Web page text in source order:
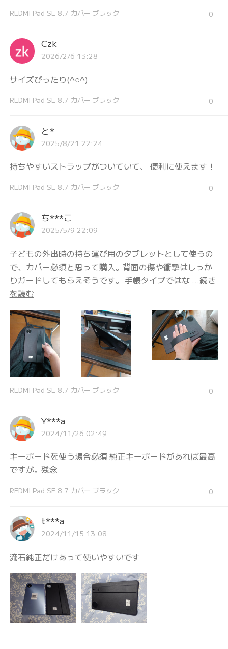
REDMI Pad SE 8.7 カバー ブラック 0
Czk
2026/2/6 13:28
サイズぴったり(^○^)
REDMI Pad SE 8.7 カバー ブラック 0
と*
2025/8/21 22:24
持ちやすいストラップがついていて、 便利に使えます！
REDMI Pad SE 8.7 カバー ブラック 0
ち***こ
2025/5/9 22:09
子どもの外出時の持ち運び用のタブレットとして使うの
で、カバー必須と思って購入。背面の傷や衝撃はしっか
りガードしてもらえそうです。 手帳タイプではな ... 続き
を読む
REDMI Pad SE 8.7 カバー ブラック 0
Y***a
2024/11/26 02:49
キーボードを使う場合必須 純正キーボードがあれば最高
ですが。残念
REDMI Pad SE 8.7 カバー ブラック 0
t***a
2024/11/15 13:08
流石純正だけあって使いやすいです